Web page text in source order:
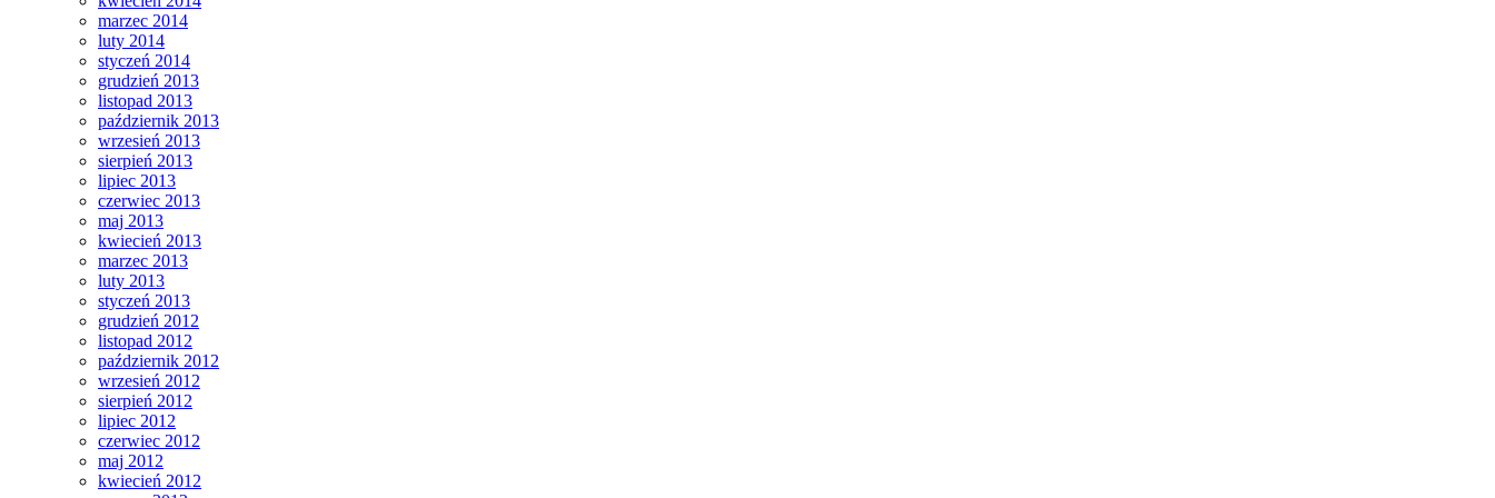
marzec 2014
luty 2014
styczeń 2014
grudzień 2013
listopad 2013
październik 2013
wrzesień 2013
sierpień 2013
lipiec 2013
czerwiec 2013
maj 2013
kwiecień 2013
marzec 2013
luty 2013
styczeń 2013
grudzień 2012
listopad 2012
październik 2012
wrzesień 2012
sierpień 2012
lipiec 2012
czerwiec 2012
maj 2012
kwiecień 2012